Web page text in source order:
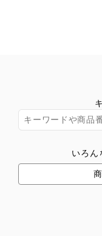
いろん